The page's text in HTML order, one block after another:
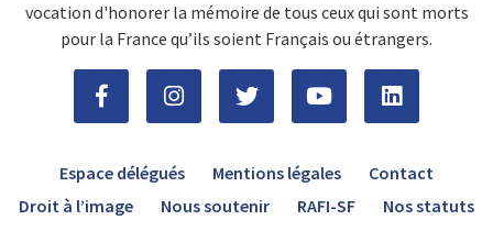
vocation d'honorer la mémoire de tous ceux qui sont morts
pour la France qu’ils soient Français ou étrangers.
Espace délégués Mentions légales
Contact
Droit à l’image
Nous soutenir RAFI-SF Nos statuts